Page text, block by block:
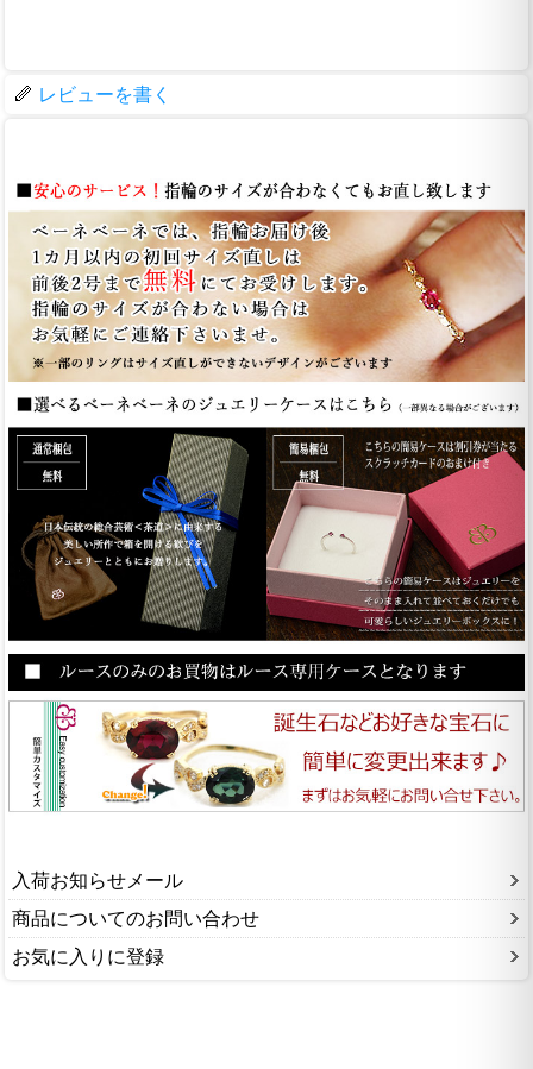
レビューを書く
入荷お知らせメール
商品についてのお問い合わせ
お気に入りに登録